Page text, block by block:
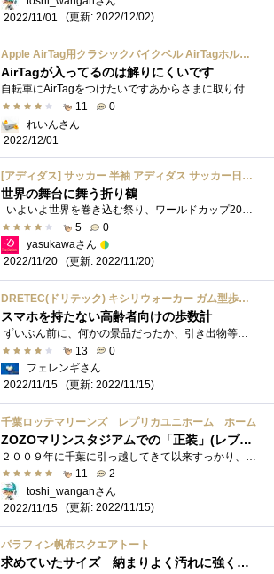
2022/11/01
(更新: 2022/12/02)
Apple AirTag用クラシックバイクベル AirTagホルダー ベルに隠れる防水アルミホルダー AirTagバイクマウント 0.82~0.9インチの自転車ハンドルバーにフィット 大音量で鮮明な自転車ベル エアタグ用
AirTagが入ってるのは解りにくいです
自転車にAirTagをつけたいですあからさまに取り付けられてるってわかるホルダーは導入済みなのですがもう１台に取り付けたいですちょうどベル�...
11
0
れいんさん
2022/12/01
[アディダス] サッカー 半袖 アディダス サッカー日本代表 2022 ホーム レプリカ ユニフォーム SX012 メンズ ジャパンブルー(HF1845) J/2XL
世界の舞台に舞う折り鶴
いよいよ世界を巻き込む祭り、ワールドカップ2022のはじまりです。さっそく、品切りになる前にレプリカユニフォームを発注──したはずなの...
5
0
yasukawaさん
2022/11/20
(更新: 2022/11/20)
DRETEC(ドリテック) キシリウォーカー ガム型歩数計 3D加速度センサー搭載 消費カロリー表示 ミント H-231WT
スマホを持たない高齢者向けの歩数計
13
0
フェレンギさん
2022/11/15
(更新: 2022/11/15)
千葉ロッテマリーンズ レプリカユニホーム ホーム
ZOZOマリンスタジアムでの「正装」(レプリカ) #chibalotte #mizuno
11
2
toshi_wanganさん
2022/11/15
(更新: 2022/11/15)
パラフィン帆布スクエアトート
求めていたサイズ 納まりよく汚れに強く扱いやすい収納用鞄